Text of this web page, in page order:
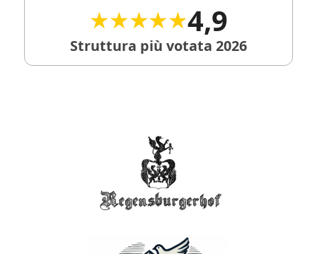
★★★★★
★★★★★4,9
Struttura più votata 2026